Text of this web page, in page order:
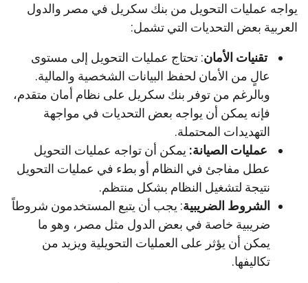
يواجه عمليات التحويل من بنك سكريل في مصر والدول
العربية بعض التحديات التي تشمل:
تقنيات الأمان: تحتاج عمليات التحويل إلى مستوى
عالٍ من الأمان لحفظ البيانات الشخصية والمالية.
وبالرغم من توفر بنك سكريل على نظام أمان متقدم،
فإنه يمكن أن يواجه بعض التحديات في مواجهة
التهديدات المحتملة.
عمليات الصيانة: يمكن أن تواجه عمليات التحويل
عطل مفاجئ في النظام أو بطء في عمليات التحويل
نتيجة لتشغيل النظام بشكل منتظم.
الشروط الضريبية: يجب أن يتبع المستخدمون شروطاً
ضريبية خاصة في بعض الدول مثل مصر، وهو ما
يمكن أن يؤثر على العمليات التحويلية ويزيد من
تكاليفها.